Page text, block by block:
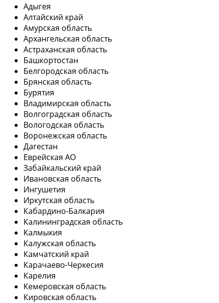
Адыгея
Алтайский край
Амурская область
Архангельская область
Астраханская область
Башкортостан
Белгородская область
Брянская область
Бурятия
Владимирская область
Волгоградская область
Вологодская область
Воронежская область
Дагестан
Еврейская АО
Забайкальский край
Ивановская область
Ингушетия
Иркутская область
Кабардино-Балкария
Калининградская область
Калмыкия
Калужская область
Камчатский край
Карачаево-Черкесия
Карелия
Кемеровская область
Кировская область